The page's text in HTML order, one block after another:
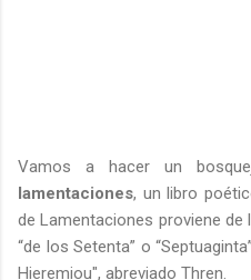
Vamos a hacer un
lamentaciones, un libro
de Lamentaciones proviene de
“de los Setenta” o
Hieremiou", abreviado Thren.